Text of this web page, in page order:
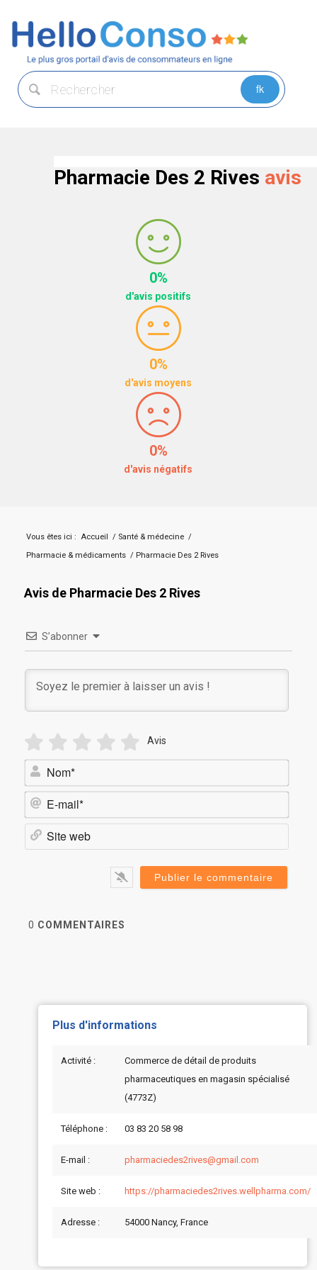
Pharmacie Des 2 Rives avis
0%
d'avis positifs
0%
d'avis moyens
0%
d'avis négatifs
Vous êtes ici : Accueil / Santé & médecine /
Pharmacie & médicaments / Pharmacie Des 2 Rives
Avis de Pharmacie Des 2 Rives
S’abonner
Avis
Nom*
E-
0 COMMENTAIRES
Plus d'informations
Activité :
Commerce de détail de produits
pharmaceutiques en magasin spécialisé
(4773Z)
Téléphone : 03 83 20 58 98
E-mail : pharmaciedes2rives@gmail.com
Site web : https://pharmaciedes2rives.wellpharma.com/
Adresse : 54000 Nancy, France